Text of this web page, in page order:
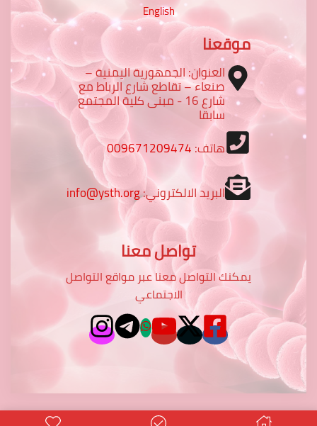
English
موقعنا
العنوان: الجمهورية اليمنية –
صنعاء – تقاطع شارع الرباط مع
شارع 16 - مبنى كلية المجتمع
سابقا
هاتف:009671209474
البريد الالكتروني:info@ysth.org
تواصل معنا
يمكنك التواصل معنا عبر مواقع التواصل
الاجتماعي